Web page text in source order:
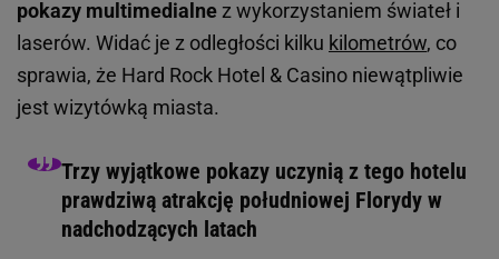
pokazy multimedialnez wykorzystaniem świateł i
laserów. Widać je z odległości kilku kilometrów, co
sprawia, że Hard Rock Hotel & Casino niewątpliwie
jest wizytówką miasta.
Trzy wyjątkowe pokazy uczynią z tego hotelu
prawdziwą atrakcję południowej Florydy w
nadchodzących latach